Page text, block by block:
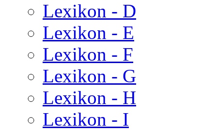
Lexikon - D
Lexikon - E
Lexikon - F
Lexikon - G
Lexikon - H
Lexikon - I